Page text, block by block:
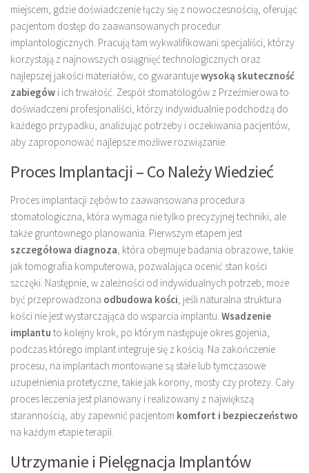
miejscem, gdzie doświadczenie łączy się z nowoczesnością, oferując
pacjentom dostęp do zaawansowanych procedur
implantologicznych. Pracują tam wykwalifikowani specjaliści, którzy
korzystają z najnowszych osiągnięć technologicznych oraz
najlepszej jakości materiałów, co gwarantujewysoką skuteczność
zabiegów i ich trwałość. Zespół stomatologów z Przeźmierowa to
doświadczeni profesjonaliści, którzy indywidualnie podchodzą do
każdego przypadku, analizując potrzeby i oczekiwania pacjentów,
aby zaproponować najlepsze możliwe rozwiązanie.
Proces Implantacji – Co Należy Wiedzieć
Proces implantacji zębów to zaawansowana procedura
stomatologiczna, która wymaga nie tylko precyzyjnej techniki, ale
także gruntownego planowania. Pierwszym etapem jest
szczegółowa diagnoza , która obejmuje badania obrazowe, takie
jak tomografia komputerowa, pozwalająca ocenić stan kości
szczęki. Następnie, w zależności od indywidualnych potrzeb, może
być przeprowadzona odbudowa kości , jeśli naturalna struktura
kości nie jest wystarczająca do wsparcia implantu. Wsadzenie
implantu to kolejny krok, po którym następuje okres gojenia,
podczas którego implant integruje się z kością. Na zakończenie
procesu, na implantach montowane są stałe lub tymczasowe
uzupełnienia protetyczne, takie jak korony, mosty czy protezy. Cały
proces leczenia jest planowany i realizowany z największą
starannością, aby zapewnić pacjentom komfort i bezpieczeństwo
na każdym etapie terapii.
Utrzymanie i Pielęgnacja Implantów